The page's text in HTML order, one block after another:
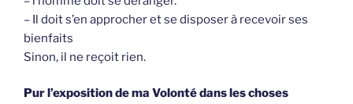
– Il doit s’en approcher et se disposer à recevoir ses
bienfaits
Sinon, il ne reçoit rien.
Pur l’exposition de ma Volonté dans les choses